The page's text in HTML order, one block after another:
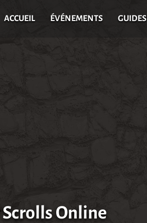
ACCUEIL ÉVÉNEMENTS GUIDES
Online